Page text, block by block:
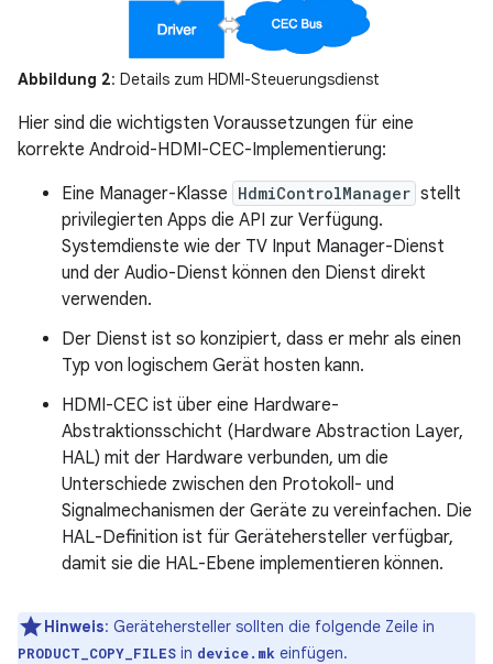
Abbildung 2: Details zum HDMI-Steuerungsdienst
Hier sind die wichtigsten Voraussetzungen für eine
korrekte Android-HDMI-CEC-Implementierung:
Eine Manager-Klasse HdmiControlManager stellt
privilegierten Apps die API zur Verfügung.
Systemdienste wie der TV Input Manager-Dienst
und der Audio-Dienst können den Dienst direkt
verwenden.
Der Dienst ist so konzipiert, dass er mehr als einen
Typ von logischem Gerät hosten kann.
HDMI-CEC ist über eine Hardware-
Abstraktionsschicht (Hardware Abstraction Layer,
HAL) mit der Hardware verbunden, um die
Unterschiede zwischen den Protokoll- und
Signalmechanismen der Geräte zu vereinfachen. Die
HAL-Definition ist für Gerätehersteller verfügbar,
damit sie die HAL-Ebene implementieren können.
Hinweis: Gerätehersteller sollten die folgende Zeile in
PRODUCT_COPY_FILES in device.mk einfügen.